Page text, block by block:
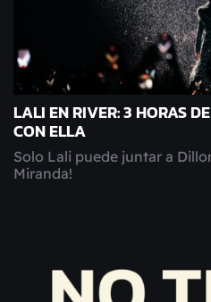
LALI EN RIVER: 3 HORAS
CON ELLA
Solo Lali puede juntar a
Miranda!